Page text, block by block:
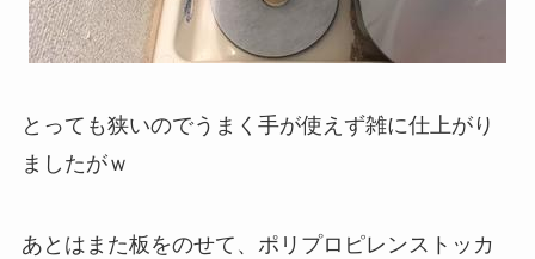
とっても狭いのでうまく手が使えず雑に仕上がり
ましたがｗ
あとはまた板をのせて、ポリプロピレンストッカ